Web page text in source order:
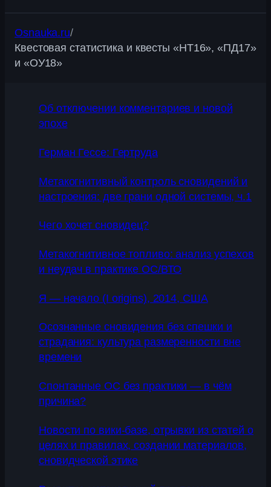
Osnauka.ru/
Квестовая статистика и квесты «НТ16», «ПД17»
и «ОУ18»
Об отключении комментариев и новой
эпохе
Герман Гессе: Гертруда
Метакогнитивный контроль сновидений и
настроения: две грани одной системы, ч.1
Чего хочет сновидец?
Метакогнитивное топливо: анализ успехов
и неудач в практике ОС/ВТО
Я — начало (I origins), 2014, США
Осознанные сновидения без спешки и
страдания: культура размеренности вне
времени
Спонтанные ОС без практики — в чём
причина?
Новости по вики-базе, отрывки из статей о
целях и правилах, создании материалов,
сновидческой этике